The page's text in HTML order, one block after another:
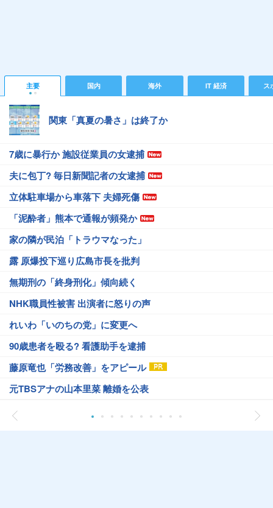
主要 国内 海外 IT 経済 ス
関東「真夏の暑さ」は終了か
7歳に暴行か 施設従業員の女逮捕
夫に包丁? 毎日新聞記者の女逮捕
立体駐車場から車落下 夫婦死傷
「泥酔者」熊本で通報が頻発か
家の隣が民泊「トラウマなった」
露 原爆投下巡り広島市長を批判
無期刑の「終身刑化」傾向続く
NHK職員性被害 出演者に怒りの声
れいわ「いのちの党」に変更へ
90歳患者を殴る? 看護助手を逮捕
藤原竜也「労務改善」をアピール
元TBSアナの山本里菜 離婚を公表